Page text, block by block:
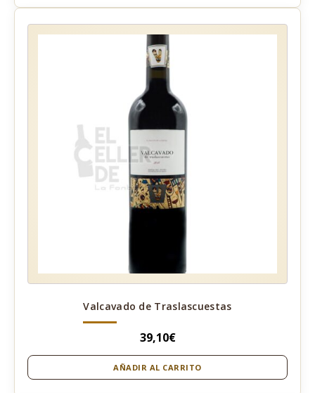
Valcavado de Traslascuestas
39,10€
AÑADIR AL CARRITO